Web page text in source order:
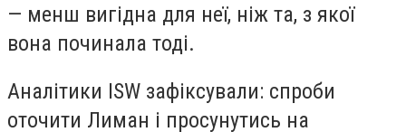
— менш вигідна для неї, ніж та, з якої
вона починала тоді.
Аналітики ISW зафіксували: спроби
оточити Лиман і просунутись на